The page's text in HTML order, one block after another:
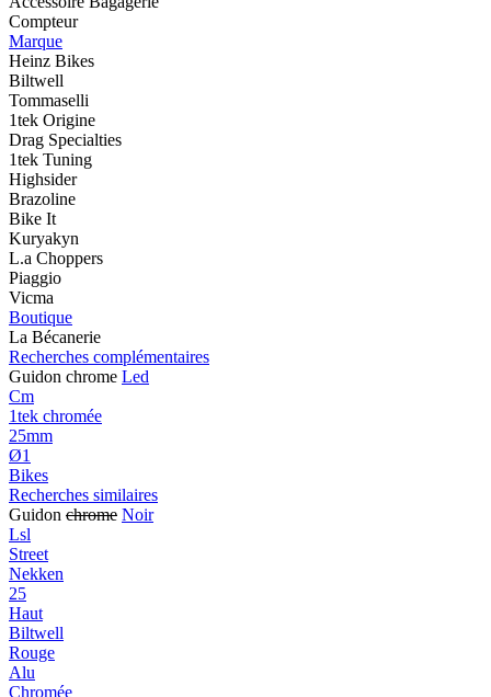
Compteur
Marque
Heinz Bikes
Biltwell
Tommaselli
1tek Origine
Drag Specialties
1tek Tuning
Highsider
Brazoline
Bike It
Kuryakyn
L.a Choppers
Piaggio
Vicma
Boutique
La Bécanerie
Recherches complémentaires
Guidon chrome Led
Cm
1tek chromée
25mm
Ø1
Bikes
Recherches similaires
Guidon chrome Noir
Lsl
Street
Nekken
25
Haut
Biltwell
Rouge
Alu
Chromée